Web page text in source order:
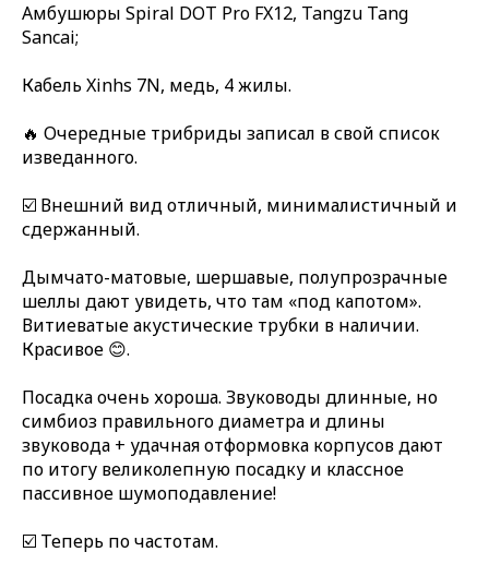
Амбушюры Spiral DOT Pro FX12, Tangzu Tang
Sancai;
Кабель Xinhs 7N, медь, 4 жилы.
🔥 Очередные трибриды записал в свой список
изведанного.
☑️ Внешний вид отличный, минималистичный и
сдержанный.
Дымчато-матовые, шершавые, полупрозрачные
шеллы дают увидеть, что там «под капотом».
Витиеватые акустические трубки в наличии.
Красивое 😊.
Посадка очень хороша. Звуководы длинные, но
симбиоз правильного диаметра и длины
звуковода + удачная отформовка корпусов дают
по итогу великолепную посадку и классное
пассивное шумоподавление!
☑️ Теперь по частотам.